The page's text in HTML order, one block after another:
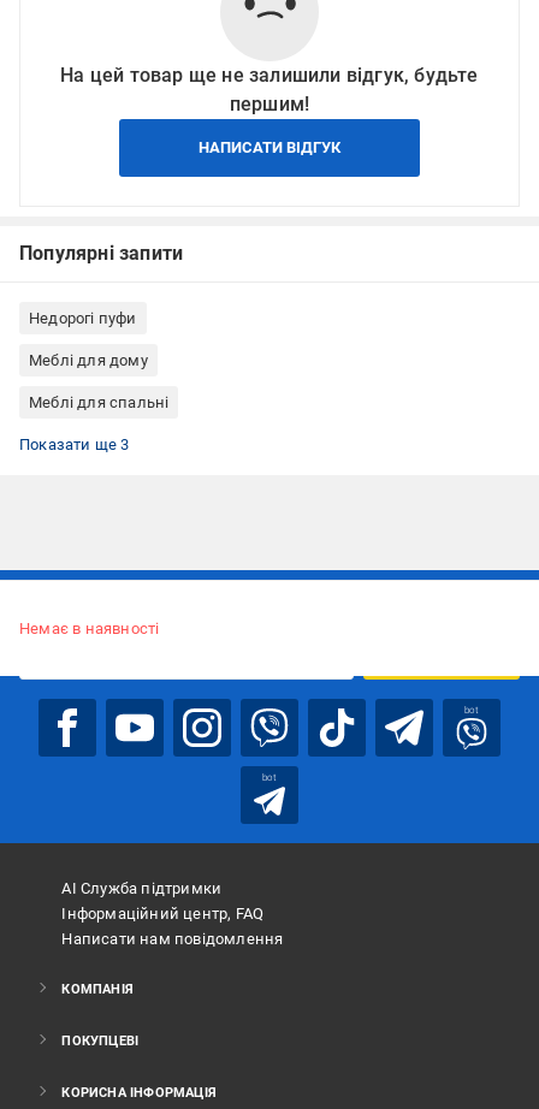
На цей товар ще не залишили відгук, будьте
першим!
НАПИСАТИ ВІДГУК
Популярні запити
Недорогі пуфи
Меблі для дому
Меблі для спальні
Меблі для передпокою
Пуф сірий
Пуфи Меблі Прогрес
Показати ще 3
Немає в наявності
bot
bot
АІ Служба підтримки
Інформаційний центр, FAQ
Написати нам повідомлення
КОМПАНІЯ
ПОКУПЦЕВІ
КОРИСНА ІНФОРМАЦІЯ